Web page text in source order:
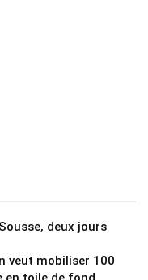
deux jours
veut mobiliser 100